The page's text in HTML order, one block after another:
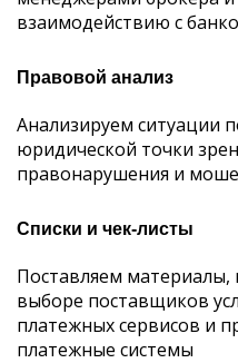
взаимодействию с
Правовой анализ
Анализируем ситуации
юридической точки
правонарушения и
Списки и чек-листы
Поставляем
выборе поставщиков
платежных сервисов и
платежные системы